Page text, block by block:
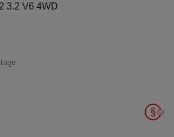
3.2 V6 4WD